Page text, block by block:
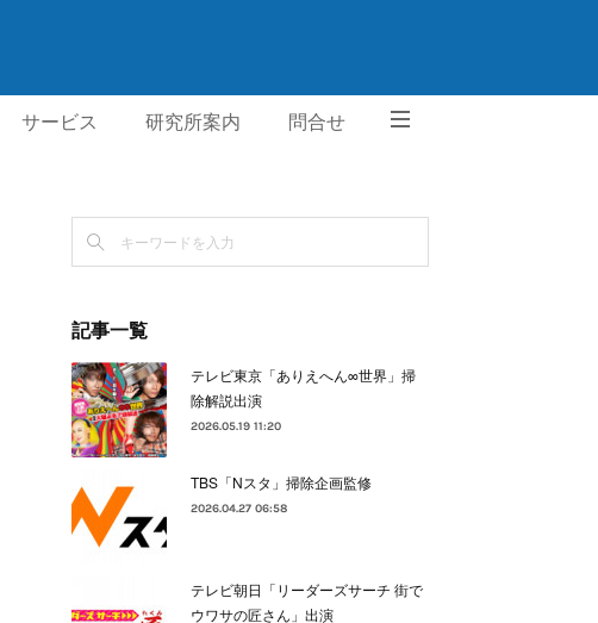
サービス 研究所案内 問合せ
記事一覧
テレビ東京「ありえへん∞世界」掃
除解説出演
2026.05.19 11:20
TBS「Nスタ」掃除企画監修
2026.04.27 06:58
テレビ朝日「リーダーズサーチ 街で
ウワサの匠さん」出演